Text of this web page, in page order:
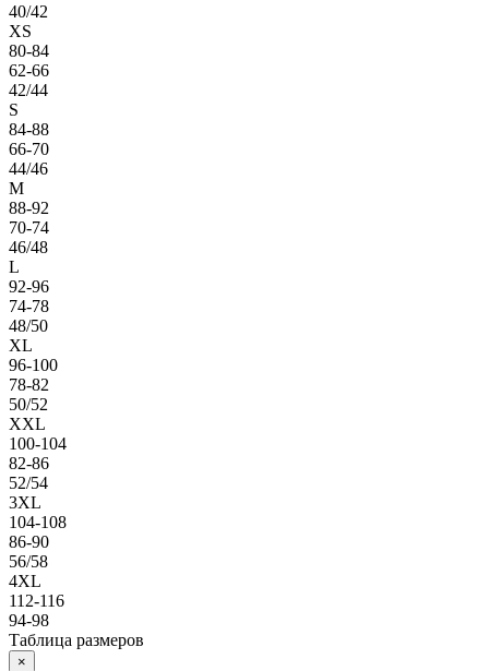
40/42
XS
80-84
62-66
42/44
S
84-88
66-70
44/46
M
88-92
70-74
46/48
L
92-96
74-78
48/50
XL
96-100
78-82
50/52
XXL
100-104
82-86
52/54
3XL
104-108
86-90
56/58
4XL
112-116
94-98
Таблица размеров
×